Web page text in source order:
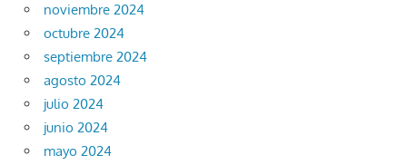
noviembre 2024
octubre 2024
septiembre 2024
agosto 2024
julio 2024
junio 2024
mayo 2024